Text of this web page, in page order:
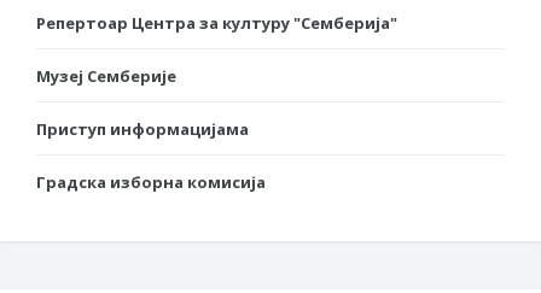
Репертоар Центра за културу "Семберија"
Музеј Семберије
Приступ информацијама
Градска изборна комисија